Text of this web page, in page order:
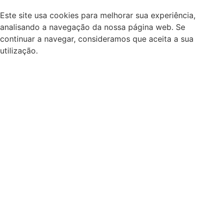
Este site usa cookies para melhorar sua experiência,
analisando a navegação da nossa página web. Se
continuar a navegar, consideramos que aceita a sua
utilização.